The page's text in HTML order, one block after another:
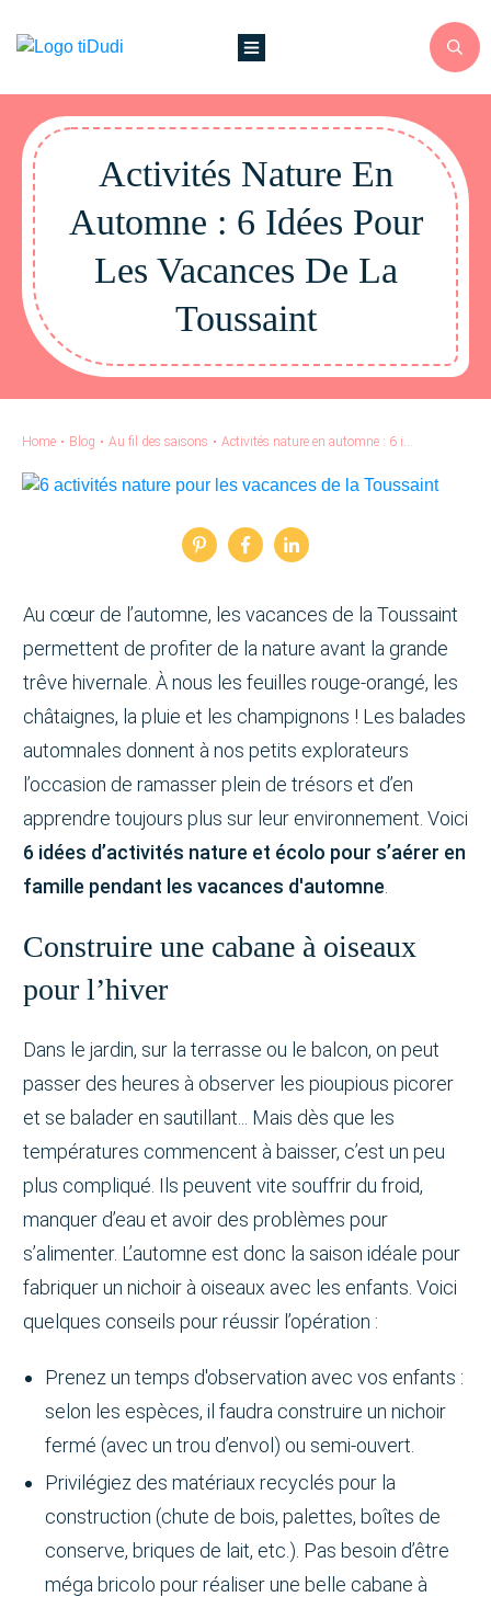
Activités Nature En
Automne : 6 Idées Pour
Les Vacances De La
Toussaint
Home • Blog • Au fil des saisons • Activités nature en automne : 6 idées pour les vacances de la Toussaint
Au cœur de l’automne, les vacances de la Toussaint
permettent de profiter de la nature avant la grande
trêve hivernale. À nous les feuilles rouge-orangé, les
châtaignes, la pluie et les champignons ! Les balades
automnales donnent à nos petits explorateurs
l’occasion de ramasser plein de trésors et d’en
apprendre toujours plus sur leur environnement. Voici
6 idées d’activités nature et écolo pour s’aérer en
famille pendant les vacances d'automne
Construire une cabane à oiseaux
pour l’hiver
Dans le jardin, sur la terrasse ou le balcon, on peut
passer des heures à observer les pioupious picorer
et se balader en sautillant... Mais dès que les
températures commencent à baisser, c’est un peu
plus compliqué. Ils peuvent vite souffrir du froid,
manquer d’eau et avoir des problèmes pour
s’alimenter. L’automne est donc la saison idéale pour
fabriquer un nichoir à oiseaux avec les enfants. Voici
quelques conseils pour réussir l’opération :
Prenez un temps d'observation avec vos enfants :
selon les espèces, il faudra construire un nichoir
fermé (avec un trou d’envol) ou semi-ouvert.
Privilégiez des matériaux recyclés pour la
construction (chute de bois, palettes, boîtes de
conserve, briques de lait, etc.). Pas besoin d’être
méga bricolo pour réaliser une belle cabane à